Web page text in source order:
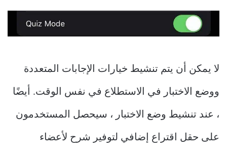
لا يمكن أن يتم تنشيط خيارات الإجابات المتعددة
ووضع الاختبار في الاستطلاع في نفس الوقت. أيضًا
، عند تنشيط وضع الاختبار ، سيحصل المستخدمون
على حقل اقتراع إضافي لتوفير شرح لأعضاء